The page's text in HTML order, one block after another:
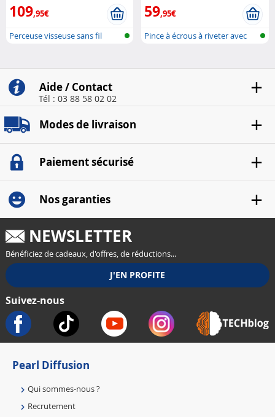
109,95€
Perceuse visseuse sans fil
59,95€
Pince à écrous à riveter avec
Aide / Contact
Tél : 03 88 58 02 02
Modes de livraison
Paiement sécurisé
Nos garanties
NEWSLETTER
Bénéficiez de cadeaux, d'offres, de réductions...
Suivez-nous
Pearl Diffusion
Qui sommes-nous ?
Recrutement